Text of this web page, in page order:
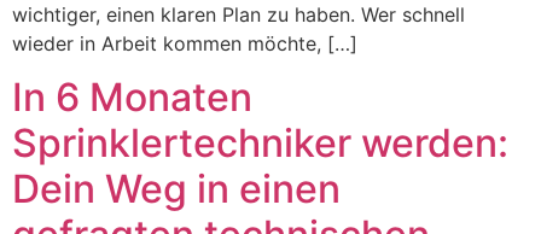
wichtiger, einen klaren Plan zu haben. Wer schnell
wieder in Arbeit kommen möchte, […]
In 6 Monaten
Sprinklertechniker werden:
Dein Weg in einen